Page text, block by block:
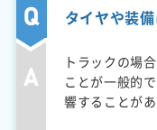
タイヤや装
トラックの場
ことが一般的
響することがあ